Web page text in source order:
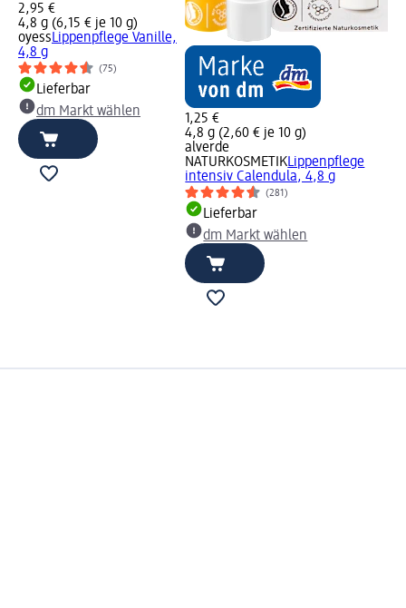
2,95 €
4,8 g (6,15 € je 10 g)
oyessLippenpflege Vanille,
4,8 g
(75)
Lieferbar
dm Markt wählen
1,25 €
4,8 g (2,60 € je 10 g)
alverde
NATURKOSMETIKLippenpflege
intensiv Calendula, 4,8 g
(281)
Lieferbar
dm Markt wählen